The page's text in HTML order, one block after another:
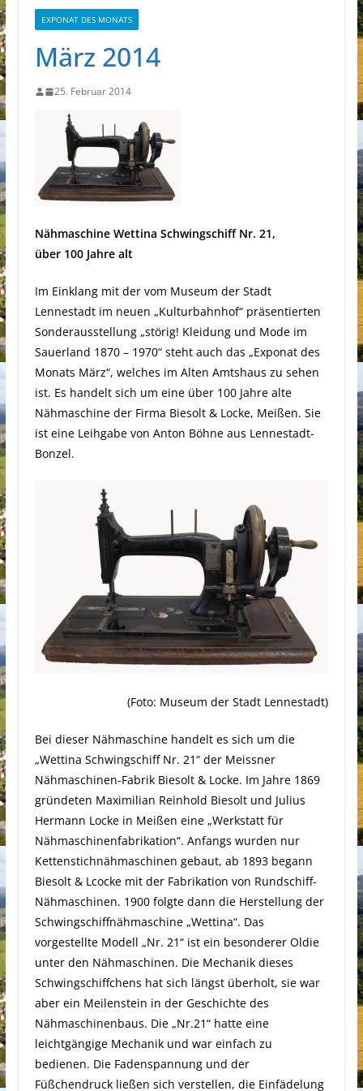
EXPONAT DES MONATS
März 2014
25. Februar 2014
Nähmaschine Wettina Schwingschiff Nr. 21,
über 100 Jahre alt
Im Einklang mit der vom Museum der Stadt
Lennestadt im neuen „Kulturbahnhof“ präsentierten
Sonderausstellung „störig! Kleidung und Mode im
Sauerland 1870 – 1970“ steht auch das „Exponat des
Monats März“, welches im Alten Amtshaus zu sehen
ist. Es handelt sich um eine über 100 Jahre alte
Nähmaschine der Firma Biesolt & Locke, Meißen. Sie
ist eine Leihgabe von Anton Böhne aus Lennestadt-
Bonzel.
(Foto: Museum der Stadt Lennestadt)
Bei dieser Nähmaschine handelt es sich um die
„Wettina Schwingschiff Nr. 21“ der Meissner
Nähmaschinen-Fabrik Biesolt & Locke. Im Jahre 1869
gründeten Maximilian Reinhold Biesolt und Julius
Hermann Locke in Meißen eine „Werkstatt für
Nähmaschinenfabrikation“. Anfangs wurden nur
Kettenstichnähmaschinen gebaut, ab 1893 begann
Biesolt & Lcocke mit der Fabrikation von Rundschiff-
Nähmaschinen. 1900 folgte dann die Herstellung der
Schwingschiffnähmaschine „Wettina“. Das
vorgestellte Modell „Nr. 21“ ist ein besonderer Oldie
unter den Nähmaschinen. Die Mechanik dieses
Schwingschiffchens hat sich längst überholt, sie war
aber ein Meilenstein in der Geschichte des
Nähmaschinenbaus. Die „Nr.21“ hatte eine
leichtgängige Mechanik und war einfach zu
bedienen. Die Fadenspannung und der
Füßchendruck ließen sich verstellen, die Einfädelung